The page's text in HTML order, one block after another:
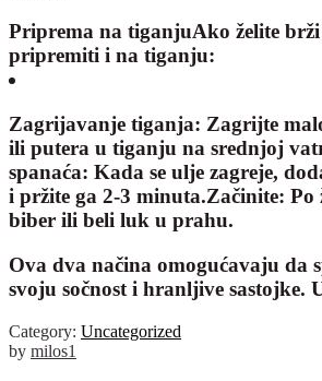
Priprema na tiganjuAko želite brži
pripremiti i na tiganju:
Zagrijavanje tiganja: Zagrijte
ili putera u tiganju na srednjoj
spanaća: Kada se ulje zagreje,
i pržite ga 2-3 minuta.Začinite: Po
biber ili beli luk u prahu.
Ova dva načina omogućavaju da
svoju sočnost i hranljive sastojke.
Category: Uncategorized
by milos1